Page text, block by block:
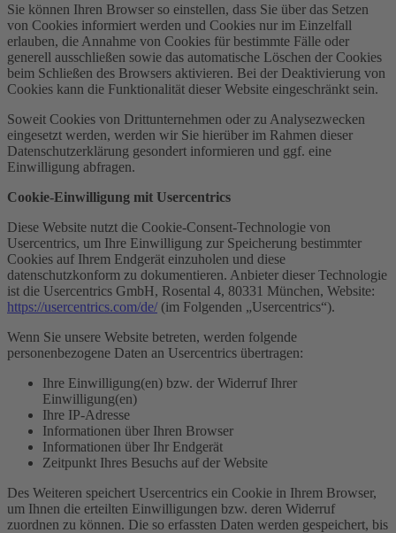
Sie können Ihren Browser so einstellen, dass Sie über das Setzen
von Cookies informiert werden und Cookies nur im Einzelfall
erlauben, die Annahme von Cookies für bestimmte Fälle oder
generell ausschließen sowie das automatische Löschen der Cookies
beim Schließen des Browsers aktivieren. Bei der Deaktivierung von
Cookies kann die Funktionalität dieser Website eingeschränkt sein.
Soweit Cookies von Drittunternehmen oder zu Analysezwecken
eingesetzt werden, werden wir Sie hierüber im Rahmen dieser
Datenschutzerklärung gesondert informieren und ggf. eine
Einwilligung abfragen.
Cookie-Einwilligung mit Usercentrics
Diese Website nutzt die Cookie-Consent-Technologie von
Usercentrics, um Ihre Einwilligung zur Speicherung bestimmter
Cookies auf Ihrem Endgerät einzuholen und diese
datenschutzkonform zu dokumentieren. Anbieter dieser Technologie
ist die Usercentrics GmbH, Rosental 4, 80331 München, Website:
https://usercentrics.com/de/ (im Folgenden „Usercentrics“).
Wenn Sie unsere Website betreten, werden folgende
personenbezogene Daten an Usercentrics übertragen:
Ihre Einwilligung(en) bzw. der Widerruf Ihrer
Einwilligung(en)
Ihre IP-Adresse
Informationen über Ihren Browser
Informationen über Ihr Endgerät
Zeitpunkt Ihres Besuchs auf der Website
Des Weiteren speichert Usercentrics ein Cookie in Ihrem Browser,
um Ihnen die erteilten Einwilligungen bzw. deren Widerruf
zuordnen zu können. Die so erfassten Daten werden gespeichert, bis